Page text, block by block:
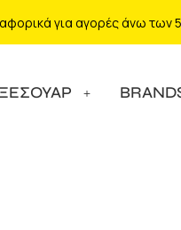
για αγορές άνω των